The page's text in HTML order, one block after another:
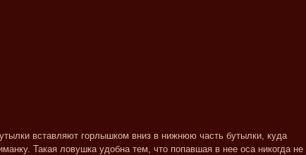
вставляют горлышком вниз в нижнюю часть бутылки, куда
Такая ловушка удобна тем, что попавшая в нее оса никогда не